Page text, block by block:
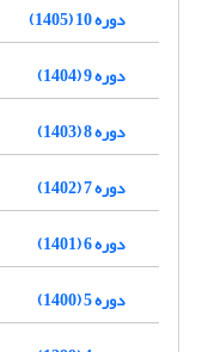
دوره 10 (1405)
دوره 9 (1404)
دوره 8 (1403)
دوره 7 (1402)
دوره 6 (1401)
دوره 5 (1400)